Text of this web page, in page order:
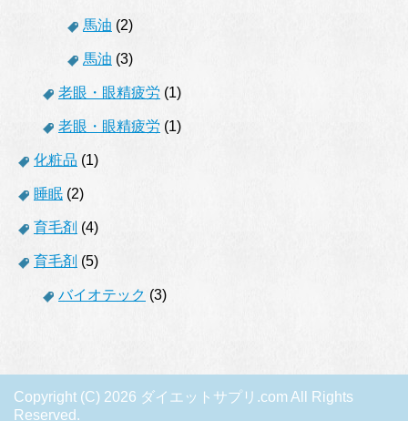
馬油 (2)
馬油 (3)
老眼・眼精疲労 (1)
老眼・眼精疲労 (1)
化粧品 (1)
睡眠 (2)
育毛剤 (4)
育毛剤 (5)
バイオテック (3)
Copyright (C) 2026 ダイエットサプリ.com All Rights
Reserved.